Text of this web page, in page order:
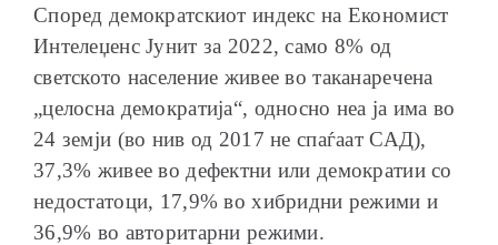
Според демократскиот индекс на Економист
Интелеџенс Јунит за 2022, само 8% од
светското население живее во таканаречена
„целосна демократија“, односно неa ја има во
24 земји (во нив од 2017 не спаѓаат САД),
37,3% живее во дефектни или демократии со
недостатоци, 17,9% во хибридни режими и
36,9% во авторитарни режими.